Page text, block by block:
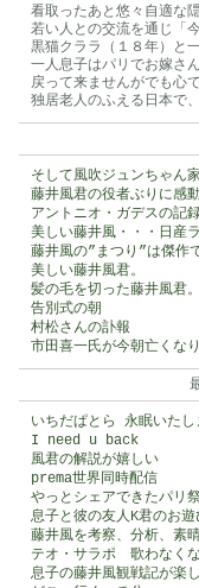
看取ったあと悠々自適な
若い人との交流を通じ「
黒猫クララ（１８年）と一
一人息子はパリでお嫁さ
戻って来ませんがでも心
独居老人のふえる日本で
そして風吹ジュンちゃん
藤井風君の役者ぶりに感動
アントニオ・ガデスの記
美しい藤井風・・・日産
藤井風の”まつり”は傑作
美しい藤井風君。
髪の毛を切った藤井風君。
告別式の朝
村松さんの訃報
市田喜一氏が今朝亡くなり
いちだぱとら 永眠いたし
I need u back
風君の解説が嬉しい
prema世界同時配信
やっとシェアできたパリ
息子と彼の友人K君のお
藤井風を考察、分析、素
テオ・サラポ 歌わなく
息子の藤井風観戦記が楽